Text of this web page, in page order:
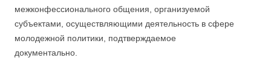
межконфессионального общения, организуемой
субъектами, осуществляющими деятельность в сфере
молодежной политики, подтверждаемое
документально.